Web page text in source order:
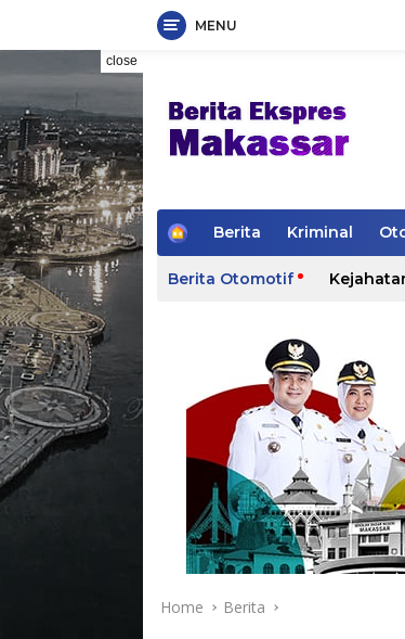
content
MENU
close
H
m
e
Berita Kriminal
Berita Otomotif
Home Berita